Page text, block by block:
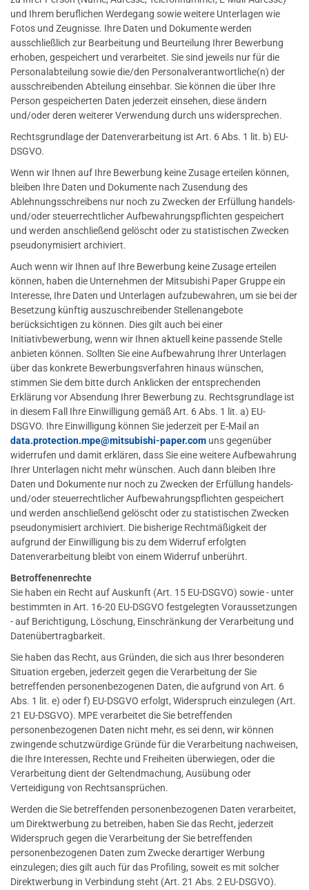
und Ihrem beruflichen Werdegang sowie weitere Unterlagen wie
Fotos und Zeugnisse. Ihre Daten und Dokumente werden
ausschließlich zur Bearbeitung und Beurteilung Ihrer Bewerbung
erhoben, gespeichert und verarbeitet. Sie sind jeweils nur für die
Personalabteilung sowie die/den Personalverantwortliche(n) der
ausschreibenden Abteilung einsehbar. Sie können die über Ihre
Person gespeicherten Daten jederzeit einsehen, diese ändern
und/oder deren weiterer Verwendung durch uns widersprechen.
Rechtsgrundlage der Datenverarbeitung ist Art. 6 Abs. 1 lit. b) EU-
DSGVO.
Wenn wir Ihnen auf Ihre Bewerbung keine Zusage erteilen können,
bleiben Ihre Daten und Dokumente nach Zusendung des
Ablehnungsschreibens nur noch zu Zwecken der Erfüllung handels-
und/oder steuerrechtlicher Aufbewahrungspflichten gespeichert
und werden anschließend gelöscht oder zu statistischen Zwecken
pseudonymisiert archiviert.
Auch wenn wir Ihnen auf Ihre Bewerbung keine Zusage erteilen
können, haben die Unternehmen der Mitsubishi Paper Gruppe ein
Interesse, Ihre Daten und Unterlagen aufzubewahren, um sie bei der
Besetzung künftig auszuschreibender Stellenangebote
berücksichtigen zu können. Dies gilt auch bei einer
Initiativbewerbung, wenn wir Ihnen aktuell keine passende Stelle
anbieten können. Sollten Sie eine Aufbewahrung Ihrer Unterlagen
über das konkrete Bewerbungsverfahren hinaus wünschen,
stimmen Sie dem bitte durch Anklicken der entsprechenden
Erklärung vor Absendung Ihrer Bewerbung zu. Rechtsgrundlage ist
in diesem Fall Ihre Einwilligung gemäß Art. 6 Abs. 1 lit. a) EU-
DSGVO. Ihre Einwilligung können Sie jederzeit per E-Mail an
data.protection.mpe@mitsubishi-paper.com uns gegenüber
widerrufen und damit erklären, dass Sie eine weitere Aufbewahrung
Ihrer Unterlagen nicht mehr wünschen. Auch dann bleiben Ihre
Daten und Dokumente nur noch zu Zwecken der Erfüllung handels-
und/oder steuerrechtlicher Aufbewahrungspflichten gespeichert
und werden anschließend gelöscht oder zu statistischen Zwecken
pseudonymisiert archiviert. Die bisherige Rechtmäßigkeit der
aufgrund der Einwilligung bis zu dem Widerruf erfolgten
Datenverarbeitung bleibt von einem Widerruf unberührt.
Betroffenenrechte
Sie haben ein Recht auf Auskunft (Art. 15 EU-DSGVO) sowie - unter
bestimmten in Art. 16-20 EU-DSGVO festgelegten Voraussetzungen
- auf Berichtigung, Löschung, Einschränkung der Verarbeitung und
Datenübertragbarkeit.
Sie haben das Recht, aus Gründen, die sich aus Ihrer besonderen
Situation ergeben, jederzeit gegen die Verarbeitung der Sie
betreffenden personenbezogenen Daten, die aufgrund von Art. 6
Abs. 1 lit. e) oder f) EU-DSGVO erfolgt, Widerspruch einzulegen (Art.
21 EU-DSGVO). MPE verarbeitet die Sie betreffenden
personenbezogenen Daten nicht mehr, es sei denn, wir können
zwingende schutzwürdige Gründe für die Verarbeitung nachweisen,
die Ihre Interessen, Rechte und Freiheiten überwiegen, oder die
Verarbeitung dient der Geltendmachung, Ausübung oder
Verteidigung von Rechtsansprüchen.
Werden die Sie betreffenden personenbezogenen Daten verarbeitet,
um Direktwerbung zu betreiben, haben Sie das Recht, jederzeit
Widerspruch gegen die Verarbeitung der Sie betreffenden
personenbezogenen Daten zum Zwecke derartiger Werbung
einzulegen; dies gilt auch für das Profiling, soweit es mit solcher
Direktwerbung in Verbindung steht (Art. 21 Abs. 2 EU-DSGVO).